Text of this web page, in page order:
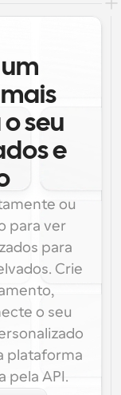
seu
e
ou
para ver
para
Crie
o seu
plataforma
pela API.